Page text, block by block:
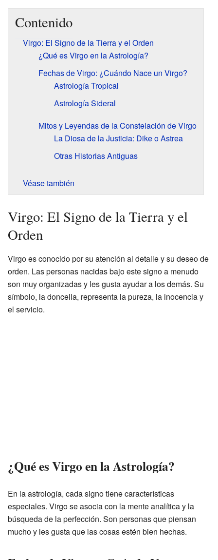
Contenido
Virgo: El Signo de la Tierra y el Orden
¿Qué es Virgo en la Astrología?
Fechas de Virgo: ¿Cuándo Nace un Virgo?
Astrología Tropical
Astrología Sideral
Mitos y Leyendas de la Constelación de Virgo
La Diosa de la Justicia: Dike o Astrea
Otras Historias Antiguas
Véase también
Virgo: El Signo de la Tierra y el
Orden
Virgo es conocido por su atención al detalle y su deseo de
orden. Las personas nacidas bajo este signo a menudo
son muy organizadas y les gusta ayudar a los demás. Su
símbolo, la doncella, representa la pureza, la inocencia y
el servicio.
¿Qué es Virgo en la Astrología?
En la astrología, cada signo tiene características
especiales. Virgo se asocia con la mente analítica y la
búsqueda de la perfección. Son personas que piensan
mucho y les gusta que las cosas estén bien hechas.